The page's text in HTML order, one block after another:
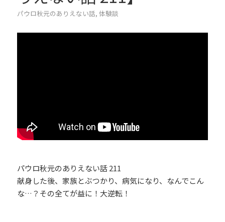
パウロ秋元のありえない話, 体験談
パウロ秋元のありえない話 211
献身した後、家族とぶつかり、病気になり、なんでこん
な…？その全てが益に！大逆転！